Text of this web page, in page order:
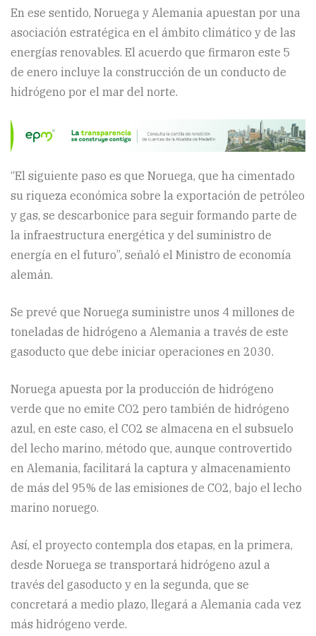
En ese sentido, Noruega y Alemania apuestan por una
asociación estratégica en el ámbito climático y de las
energías renovables. El acuerdo que firmaron este 5
de enero incluye la construcción de un conducto de
hidrógeno por el mar del norte.
“El siguiente paso es que Noruega, que ha cimentado
su riqueza económica sobre la exportación de petróleo
y gas, se descarbonice para seguir formando parte de
la infraestructura energética y del suministro de
energía en el futuro”, señaló el Ministro de economía
alemán.
Se prevé que Noruega suministre unos 4 millones de
toneladas de hidrógeno a Alemania a través de este
gasoducto que debe iniciar operaciones en 2030.
Noruega apuesta por la producción de hidrógeno
verde que no emite CO2 pero también de hidrógeno
azul, en este caso, el CO2 se almacena en el subsuelo
del lecho marino, método que, aunque controvertido
en Alemania, facilitará la captura y almacenamiento
de más del 95% de las emisiones de CO2, bajo el lecho
marino noruego.
Así, el proyecto contempla dos etapas, en la primera,
desde Noruega se transportará hidrógeno azul a
través del gasoducto y en la segunda, que se
concretará a medio plazo, llegará a Alemania cada vez
más hidrógeno verde.